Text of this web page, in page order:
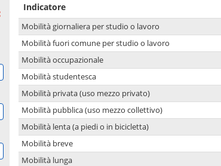
Indicatore
Mobilità giornaliera per studio o lavoro
Mobilità fuori comune per studio o lavoro
Mobilità occupazionale
Mobilità studentesca
Mobilità privata (uso mezzo privato)
Mobilità pubblica (uso mezzo collettivo)
Mobilità lenta (a piedi o in bicicletta)
Mobilità breve
Mobilità lunga